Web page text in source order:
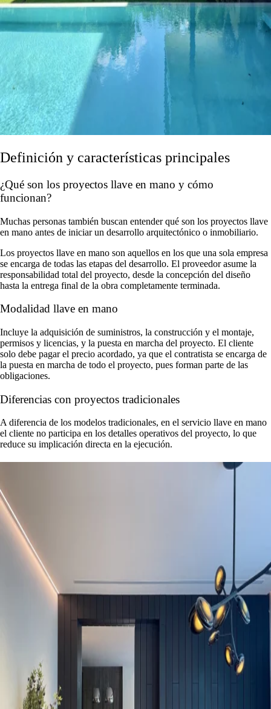
Definición y características principales
¿Qué son los proyectos llave en mano y cómo
funcionan?
Muchas personas también buscan entender qué son los proyectos llave
en mano antes de iniciar un desarrollo arquitectónico o inmobiliario.
Los proyectos llave en mano son aquellos en los que una sola empresa
se encarga de todas las etapas del desarrollo. El proveedor asume la
responsabilidad total del proyecto, desde la concepción del diseño
hasta la entrega final de la obra completamente terminada.
Modalidad llave en mano
Incluye la adquisición de suministros, la construcción y el montaje,
permisos y licencias, y la puesta en marcha del proyecto. El cliente
solo debe pagar el precio acordado, ya que el contratista se encarga de
la puesta en marcha de todo el proyecto, pues forman parte de las
obligaciones.
Diferencias con proyectos tradicionales
A diferencia de los modelos tradicionales, en el servicio llave en mano
el cliente no participa en los detalles operativos del proyecto, lo que
reduce su implicación directa en la ejecución.